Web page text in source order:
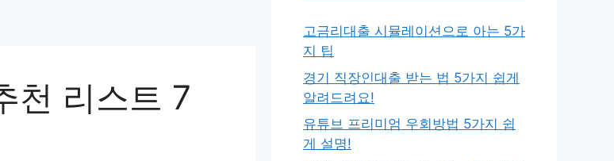
천 리스트 7
고금리대출 시뮬레이션으로 아는 5가
지 팁
경기 직장인대출 받는 법 5가지 쉽게
알려드려요!
유튜브 프리미엄 우회방법 5가지 쉽
게 설명!